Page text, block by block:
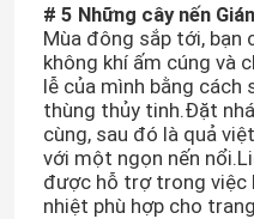
# 5 Những cây nến
Mùa đông sắp tới,
không khí ấm cúng và
lễ của mình bằng cách
thùng thủy tinh.Đặt
cùng, sau đó là quả
với một ngọn nến
được hỗ trợ trong việc
nhiệt phù hợp cho